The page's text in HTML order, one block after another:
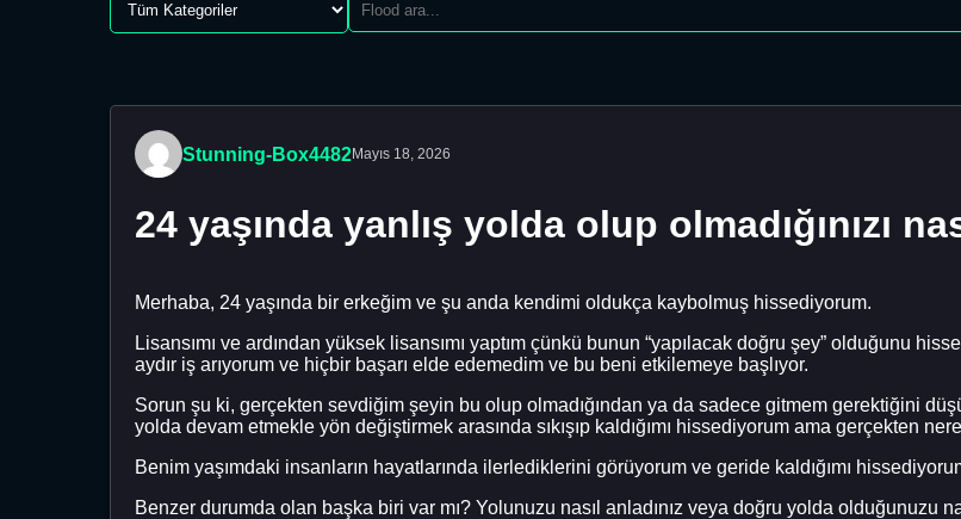
Stunning-Box4482Mayıs 18, 2026
24 yaşında yanlış yolda olup olmadığınızı
Merhaba, 24 yaşında bir erkeğim ve şu anda kendimi oldukça kaybolmuş hissediyorum.
Lisansımı ve ardından yüksek lisansımı yaptım çünkü bunun “yapılacak doğru şey” olduğunu
aydır iş arıyorum ve hiçbir başarı elde edemedim ve bu beni etkilemeye başlıyor.
Sorun şu ki, gerçekten sevdiğim şeyin bu olup olmadığından ya da sadece gitmem gerektiğini
yolda devam etmekle yön değiştirmek arasında sıkışıp kaldığımı hissediyorum ama gerçekten
Benim yaşımdaki insanların hayatlarında ilerlediklerini görüyorum ve geride kaldığımı
Benzer durumda olan başka biri var mı? Yolunuzu nasıl anladınız veya doğru yolda olduğunuzu